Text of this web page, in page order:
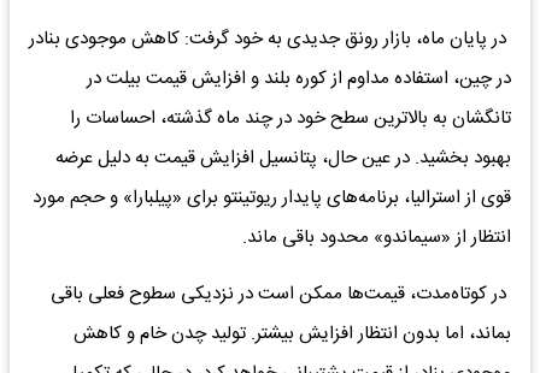
در پایان ماه، بازار رونق جدیدی به خود گرفت: کاهش موجودی بنادر
در چین، استفاده مداوم از کوره بلند و افزایش قیمت بیلت در
تانگشان به بالاترین سطح خود در چند ماه گذشته، احساسات را
بهبود بخشید. در عین حال، پتانسیل افزایش قیمت به دلیل عرضه
قوی از استرالیا، برنامه‌های پایدار ریوتینتو برای «پیلبارا» و حجم مورد
انتظار از «سیماندو» محدود باقی ماند.
در کوتاه‌مدت، قیمت‌ها ممکن است در نزدیکی سطوح فعلی باقی
بماند، اما بدون انتظار افزایش بیشتر. تولید چدن خام و کاهش